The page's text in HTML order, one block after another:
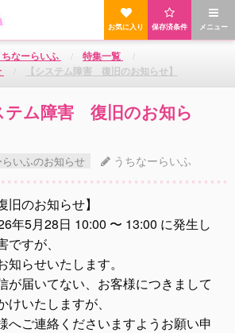
メニュー
保存済条件
お気に入り
なーらいふ
特集一覧
【システム障害 復旧のお知らせ】
テム障害 復旧のお知ら
らいふのお知らせ うちなーらいふ
のお知らせ】
年5月28日 10:00 〜 13:00 に発生し
すが、
らせいたします。
が届いてない、お客様につきまして
いたしますが、
へご連絡くださいますようお願い申